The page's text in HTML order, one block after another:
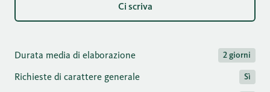
Ci scriva
Durata media di elaborazione 2 giorni
Richieste di carattere generale Sì